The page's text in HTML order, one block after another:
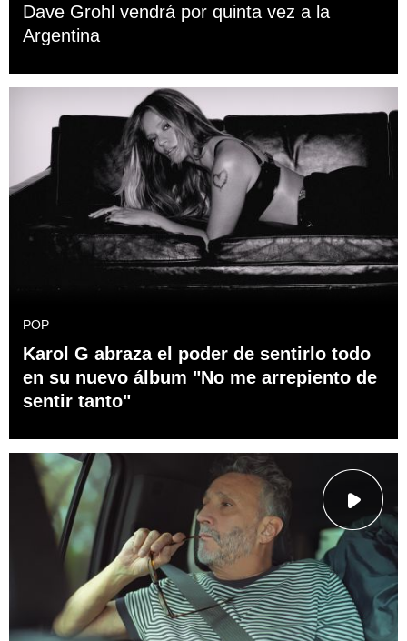
Dave Grohl vendrá por quinta vez a la
Argentina
POP
Karol G abraza el poder de sentirlo todo
en su nuevo álbum "No me arrepiento de
sentir tanto"